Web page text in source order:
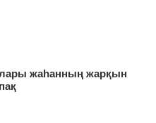
жаһанның жарқын